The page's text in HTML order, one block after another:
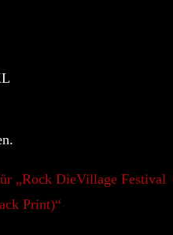
„Rock DieVillage Festival
Print)“